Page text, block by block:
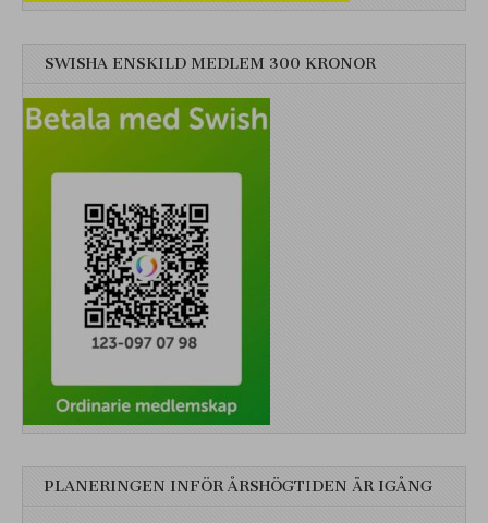
SWISHA ENSKILD MEDLEM 300 KRONOR
PLANERINGEN INFÖR ÅRSHÖGTIDEN ÄR IGÅNG